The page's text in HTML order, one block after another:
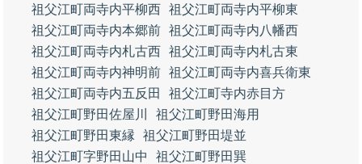
祖父江町両寺内平柳西 祖父江町両寺内平柳東
祖父江町両寺内本郷前 祖父江町両寺内八幡西
祖父江町両寺内札古西 祖父江町両寺内札古東
祖父江町両寺内神明前 祖父江町両寺内喜兵衛東
祖父江町両寺内五反田
祖父江町寺内赤目方
祖父江町野田佐屋川
祖父江町野田海用
祖父江町野田東縁
祖父江町野田堤並
祖父江町字野田山中
祖父江町野田巽